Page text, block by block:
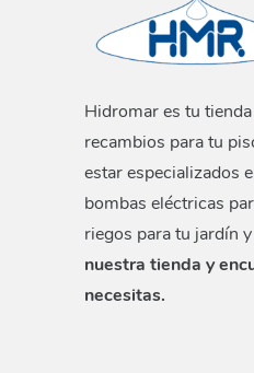
Hidromar es tu
recambios para tu
estar especializados
bombas eléctricas
riegos para tu jardín
nuestra tienda y
necesitas.